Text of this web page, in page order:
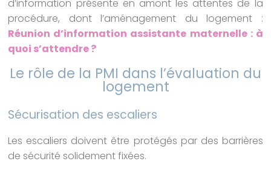
d’information présente en amont les attentes de la
procédure, dont l’aménagement du logement :
Réunion d’information assistante maternelle : à
quoi s’attendre ?
Le rôle de la PMI dans l’évaluation du
logement
Sécurisation des escaliers
Les escaliers doivent être protégés par des barrières
de sécurité solidement fixées.